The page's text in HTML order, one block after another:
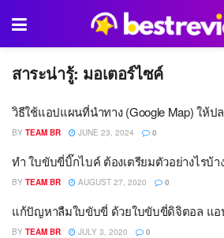
สาระน่ารู้: มอเตอร์ไซค์
วิธีใช้แอปแผนที่นำทาง (Google Map) ให้ป
BY TEAM BR JUNE 23, 2024 0
ทำ ใบขับขี่บิ๊กไบค์ ต้องเตรียมตัวอย่างไรบ้า
BY TEAM BR AUGUST 27, 2020 0
แก้ปัญหาลืมใบขับขี่ ด้วยใบขับขี่ดิจิตอล แอป
BY TEAM BR JULY 3, 2020 0